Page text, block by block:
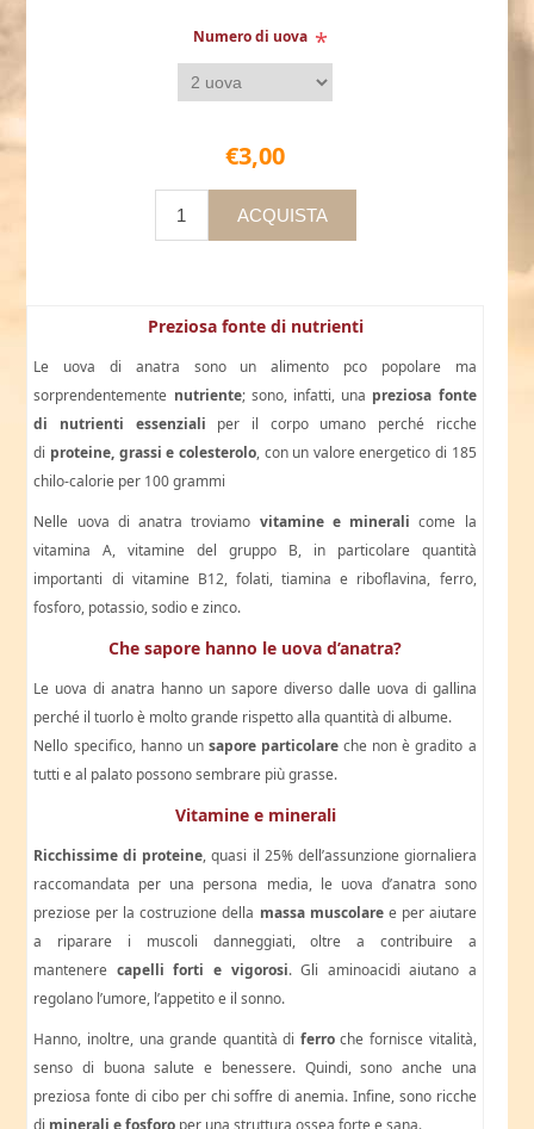
Numero di uova *
€3,00
Preziosa fonte di nutrienti
Le uova di anatra sono un alimento pco popolare ma
sorprendentemente nutriente; sono, infatti, una preziosa fonte
di nutrienti essenziali per il corpo umano perché ricche
di proteine, grassi e colesterolo, con un valore energetico di 185
chilo-calorie per 100 grammi
Nelle uova di anatra troviamo vitamine e minerali come la
vitamina A, vitamine del gruppo B, in particolare quantità
importanti di vitamine B12, folati, tiamina e riboflavina, ferro,
fosforo, potassio, sodio e zinco.
Che sapore hanno le uova d’anatra?
Le uova di anatra hanno un sapore diverso dalle uova di gallina
perché il tuorlo è molto grande rispetto alla quantità di albume.
Nello specifico, hanno un sapore particolare che non è gradito a
tutti e al palato possono sembrare più grasse.
Vitamine e minerali
Ricchissime di proteine, quasi il 25% dell’assunzione giornaliera
raccomandata per una persona media, le uova d’anatra sono
preziose per la costruzione della massa muscolaree per aiutare
a riparare i muscoli danneggiati, oltre a contribuire a
mantenere capelli forti e vigorosi. Gli aminoacidi aiutano a
regolano l’umore, l’appetito e il sonno.
Hanno, inoltre, una grande quantità di ferroche fornisce vitalità,
senso di buona salute e benessere. Quindi, sono anche una
preziosa fonte di cibo per chi soffre di anemia. Infine, sono ricche